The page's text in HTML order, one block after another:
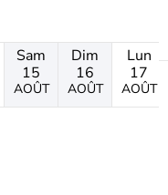
Sam
15
AOÛT
Dim
16
AOÛT
Lun
17
AOÛT